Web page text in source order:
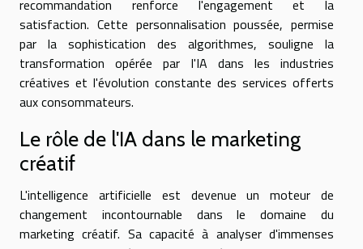
recommandation renforce l'engagement et la
satisfaction. Cette personnalisation poussée, permise
par la sophistication des algorithmes, souligne la
transformation opérée par l'IA dans les industries
créatives et l'évolution constante des services offerts
aux consommateurs.
Le rôle de l'IA dans le marketing
créatif
L'intelligence artificielle est devenue un moteur de
changement incontournable dans le domaine du
marketing créatif. Sa capacité à analyser d'immenses